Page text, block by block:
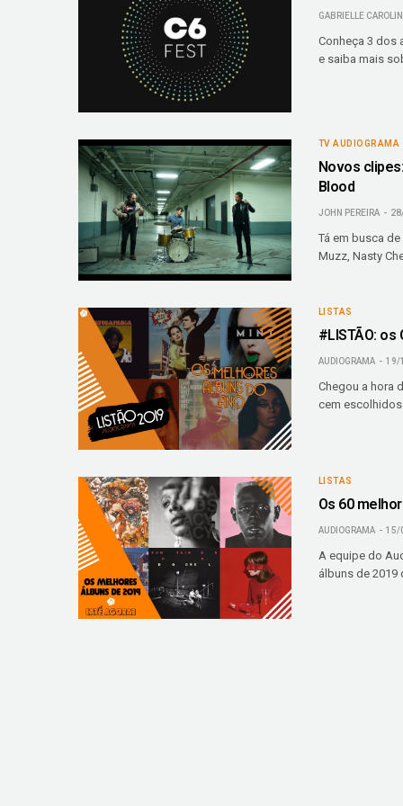
GABRIELLE
Conheça 3 dos
e saiba mais
TV AUDIOGRAMA
Novos
Blood
JOHN PEREIRA
Tá em busca
Muzz, Nasty
LISTAS
#LISTÃO:
AUDIOGRAMA 19/
Chegou a hora
cem
LISTAS
Os 60
AUDIOGRAMA 15/
A equipe do
álbuns de 2019